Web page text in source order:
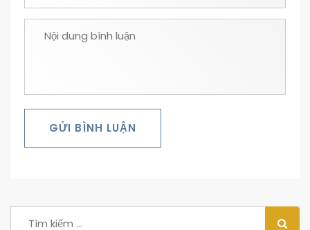
GỬI BÌNH LUẬN